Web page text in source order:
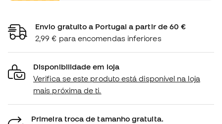
Envio gratuito a Portugal a partir de 60 €
2,99 € para encomendas inferiores
Disponibilidade em loja
Verifica se este produto está disponível na loja
mais próxima de ti.
Primeira troca de tamanho gratuita.